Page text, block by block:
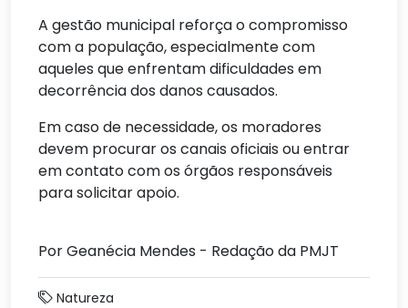
A gestão municipal reforça o compromisso
com a população, especialmente com
aqueles que enfrentam dificuldades em
decorrência dos danos causados.
Em caso de necessidade, os moradores
devem procurar os canais oficiais ou entrar
em contato com os órgãos responsáveis
para solicitar apoio.
Por Geanécia Mendes - Redação da PMJT
Natureza